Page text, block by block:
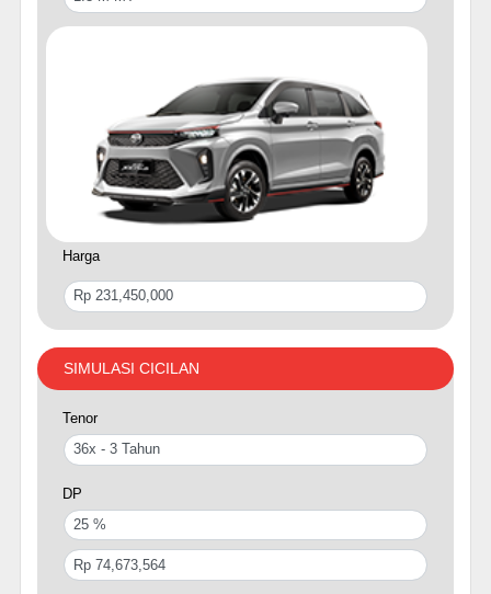
Harga
SIMULASI CICILAN
Tenor
DP